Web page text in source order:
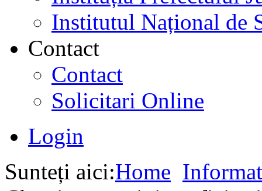
Institutul Național de
Contact
Contact
Solicitari Online
Login
Sunteți aici:Home